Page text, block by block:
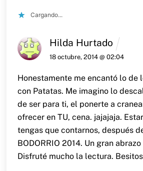
Cargando...
Hilda Hurtado
18 octubre, 2014 @ 02:04
Honestamente me encantó lo de
con Patatas. Me imagino lo
de ser para ti, el ponerte a
ofrecer en TU, cena. jajajaja.
tengas que contarnos, después
BODORRIO 2014. Un gran abrazo
Disfruté mucho la lectura.